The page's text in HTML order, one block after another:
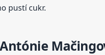
pustí cukr.